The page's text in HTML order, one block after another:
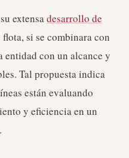
extensadesarrollo de
si se combinara con
con un alcance y
Tal propuesta indica
están evaluando
y eficiencia en un